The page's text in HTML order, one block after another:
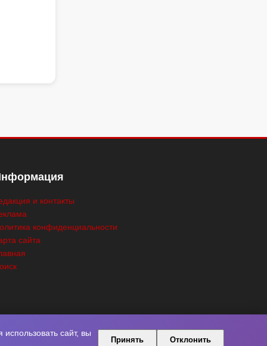
и контакты
конфиденциальности
сайта
сайт, вы
Принять Отклонить